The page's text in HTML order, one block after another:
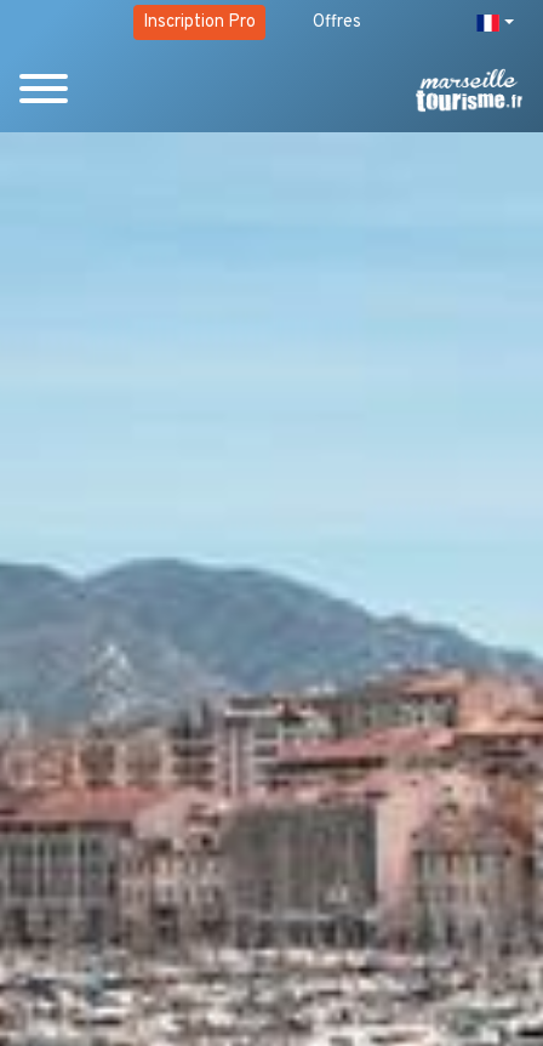
Inscription Pro Offres